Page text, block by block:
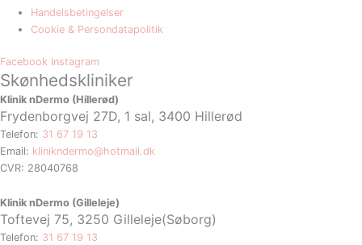
Handelsbetingelser
Cookie & Persondatapolitik
Facebook Instagram
Skønhedskliniker
Klinik nDermo (Hillerød)
Frydenborgvej 27D, 1 sal, 3400 Hillerød
Telefon: 31 67 19 13
Email: klinikndermo@hotmail.dk
CVR: 28040768
Klinik nDermo (Gilleleje)
Toftevej 75, 3250 Gilleleje(Søborg)
Telefon: 31 67 19 13